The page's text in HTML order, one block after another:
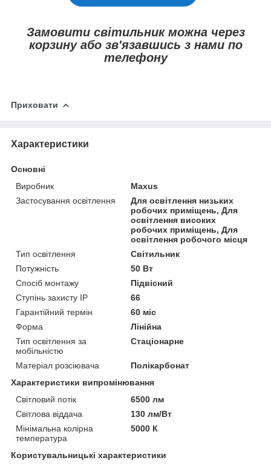
Замовити світильник можна через
корзину або зв'язавшись з нами по
телефону
Приховати
Характеристики
Основні
Виробник
Maxus
Застосування освітлення
Для освітлення низьких
робочих приміщень, Для
освітлення високих
робочих приміщень, Для
освітлення робочого місця
Тип освітлення
Світильник
Потужність
50 Вт
Спосіб монтажу
Підвісний
Ступінь захисту IP
66
Гарантійний термін
60 міс
Форма
Лінійна
Тип освітлення за
мобільністю
Стаціонарне
Матеріал розсіювача
Полікарбонат
Характеристики випромінювання
Світловий потік
6500 лм
Світлова віддача
130 лм/Вт
Мінімальна колірна
температура
5000 К
Користувальницькі характеристики